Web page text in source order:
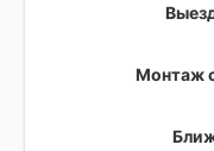
Монтаж